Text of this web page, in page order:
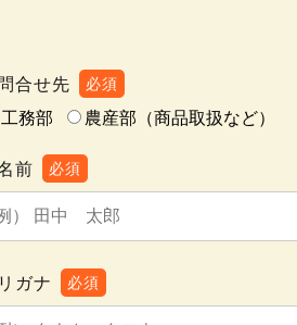
合せ先 必須
工務部 農産部（商品取扱など）
前 必須
ガナ 必須